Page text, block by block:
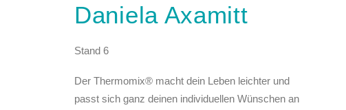
Daniela Axamitt
Stand 6
Der Thermomix® macht dein Leben leichter und
passt sich ganz deinen individuellen Wünschen an